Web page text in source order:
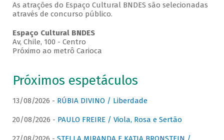
As atrações do Espaço Cultural BNDES são selecionadas
através de concurso público.
Espaço Cultural BNDES
Av, Chile, 100 - Centro
Próximo ao metrô Carioca
Próximos espetáculos
13/08/2026 - RÚBIA DIVINO / Liberdade
20/08/2026 - PAULO FREIRE / Viola, Rosa e Sertão